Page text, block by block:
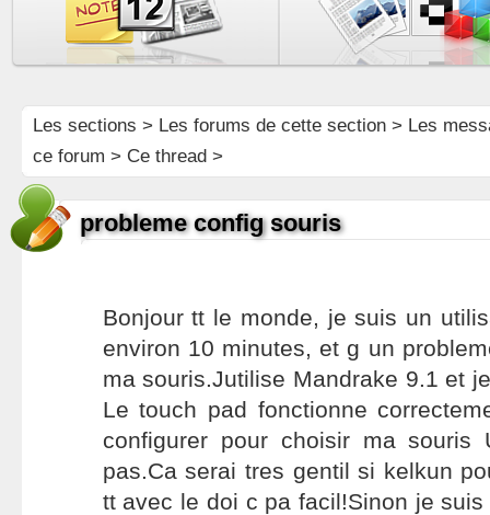
Les sections > Les forums de cette section> Les
ce forum > Ce thread >
probleme config souris
Bonjour tt le monde, je suis un
environ 10 minutes, et g un
ma souris.Jutilise Mandrake 9.1 et
Le touch pad fonctionne
configurer pour choisir ma souris
pas.Ca serai tres gentil si kelkun
tt avec le doi c pa facil!Sinon je